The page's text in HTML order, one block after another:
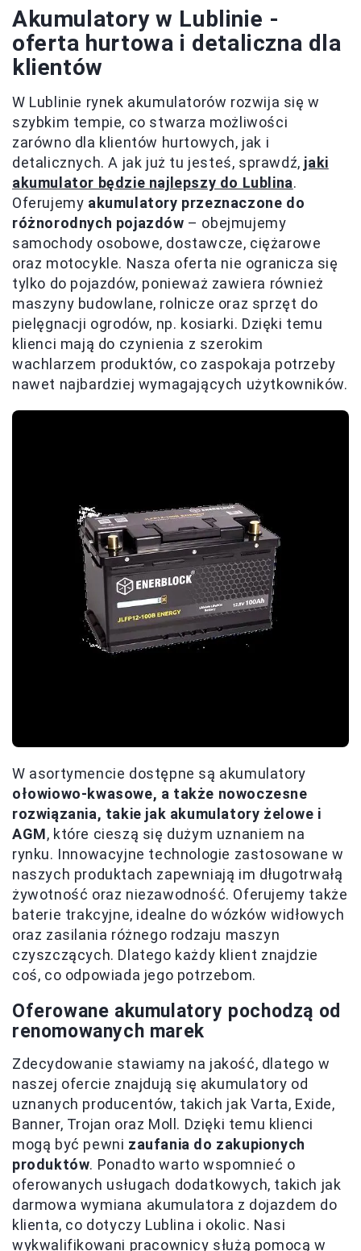
Akumulatory w Lublinie -
oferta hurtowa i detaliczna dla
klientów
W Lublinie rynek akumulatorów rozwija się w
szybkim tempie, co stwarza możliwości
zarówno dla klientów hurtowych, jak i
detalicznych. A jak już tu jesteś, sprawdź, jaki
akumulator będzie najlepszy do Lublina.
Oferujemy akumulatory przeznaczone do
różnorodnych pojazdów – obejmujemy
samochody osobowe, dostawcze, ciężarowe
oraz motocykle. Nasza oferta nie ogranicza się
tylko do pojazdów, ponieważ zawiera również
maszyny budowlane, rolnicze oraz sprzęt do
pielęgnacji ogrodów, np. kosiarki. Dzięki temu
klienci mają do czynienia z szerokim
wachlarzem produktów, co zaspokaja potrzeby
nawet najbardziej wymagających użytkowników.
W asortymencie dostępne są akumulatory
ołowiowo-kwasowe, a także nowoczesne
rozwiązania, takie jak akumulatory żelowe i
AGM, które cieszą się dużym uznaniem na
rynku. Innowacyjne technologie zastosowane w
naszych produktach zapewniają im długotrwałą
żywotność oraz niezawodność. Oferujemy także
baterie trakcyjne, idealne do wózków widłowych
oraz zasilania różnego rodzaju maszyn
czyszczących. Dlatego każdy klient znajdzie
coś, co odpowiada jego potrzebom.
Oferowane akumulatory pochodzą od
renomowanych marek
Zdecydowanie stawiamy na jakość, dlatego w
naszej ofercie znajdują się akumulatory od
uznanych producentów, takich jak Varta, Exide,
Banner, Trojan oraz Moll. Dzięki temu klienci
mogą być pewni zaufania do zakupionych
produktów. Ponadto warto wspomnieć o
oferowanych usługach dodatkowych, takich jak
darmowa wymiana akumulatora z dojazdem do
klienta, co dotyczy Lublina i okolic. Nasi
wykwalifikowani pracownicy służą pomocą w